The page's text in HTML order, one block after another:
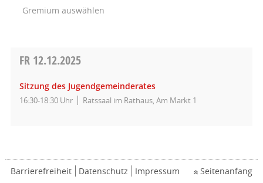
Gremium auswählen
FR 12.12.2025
Sitzung des Jugendgemeinderates
16:30-18:30 Uhr Ratssaal im Rathaus, Am Markt 1
Barrierefreiheit Datenschutz Impressum Seitenanfang